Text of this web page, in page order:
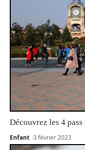
Découvrez les 4
Enfant 3 février 2023